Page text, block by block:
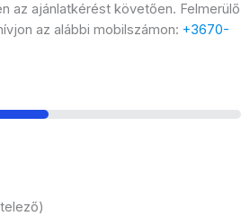
az ajánlatkérést követően. Felmerülő
az alábbi mobilszámon: +3670-